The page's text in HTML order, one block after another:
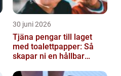
30 juni 2026
Tjäna pengar till laget
med toalettpapper: Så
skapar ni en hållbar